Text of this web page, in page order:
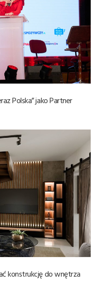
Polska” jako Partner
konstrukcję do wnętrza